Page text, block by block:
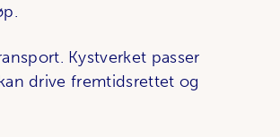
Kystverket passer
drive fremtidsrettet og